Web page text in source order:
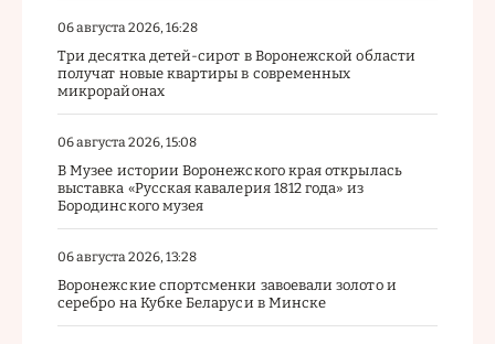
06 августа 2026, 16:28
Три десятка детей-сирот в Воронежской области
получат новые квартиры в современных
микрорайонах
06 августа 2026, 15:08
В Музее истории Воронежского края открылась
выставка «Русская кавалерия 1812 года» из
Бородинского музея
06 августа 2026, 13:28
Воронежские спортсменки завоевали золото и
серебро на Кубке Беларуси в Минске